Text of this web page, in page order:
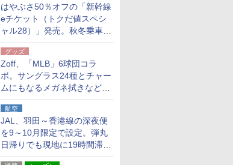
はやぶさ50％オフの「新幹線
eチケット（トクだ値スペシ
ャル28）」発売。秋冬乗車
分、えきねっと限定
グッズ
Zoff、「MLB」6球団コラ
ボ。サングラス24種とチャー
ムにもなるメガネ拭きなど雑
貨24種
航空
JAL、羽田～香港線の深夜便
を9～10月限定で設定。弾丸
日帰りでも現地に19時間滞在
できる